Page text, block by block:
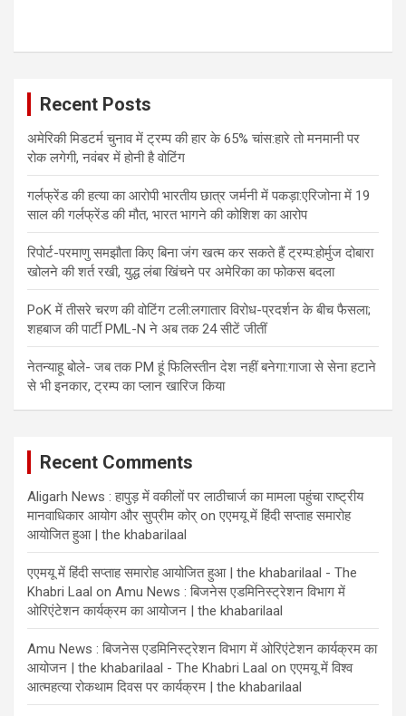
Recent Posts
अमेरिकी मिडटर्म चुनाव में ट्रम्प की हार के 65% चांस:हारे तो मनमानी पर
रोक लगेगी, नवंबर में होनी है वोटिंग
गर्लफ्रेंड की हत्या का आरोपी भारतीय छात्र जर्मनी में पकड़ा:एरिजोना में 19
साल की गर्लफ्रेंड की मौत, भारत भागने की कोशिश का आरोप
रिपोर्ट-परमाणु समझौता किए बिना जंग खत्म कर सकते हैं ट्रम्प:होर्मुज दोबारा
खोलने की शर्त रखी, युद्ध लंबा खिंचने पर अमेरिका का फोकस बदला
PoK में तीसरे चरण की वोटिंग टली:लगातार विरोध-प्रदर्शन के बीच फैसला;
शहबाज की पार्टी PML-N ने अब तक 24 सीटें जीतीं
नेतन्याहू बोले- जब तक PM हूं फिलिस्तीन देश नहीं बनेगा:गाजा से सेना हटाने
से भी इनकार, ट्रम्प का प्लान खारिज किया
Recent Comments
Aligarh News : हापुड़ में वकीलों पर लाठीचार्ज का मामला पहुंचा राष्ट्रीय
मानवाधिकार आयोग और सुप्रीम कोर् onएएमयू में हिंदी सप्ताह समारोह
आयोजित हुआ | the khabarilaal
एएमयू में हिंदी सप्ताह समारोह आयोजित हुआ | the khabarilaal - The
Khabri Laal on Amu News : बिजनेस एडमिनिस्ट्रेशन विभाग में
ओरिएंटेशन कार्यक्रम का आयोजन | the khabarilaal
Amu News : बिजनेस एडमिनिस्ट्रेशन विभाग में ओरिएंटेशन कार्यक्रम का
आयोजन | the khabarilaal - The Khabri Laal onएएमयू में विश्व
आत्महत्या रोकथाम दिवस पर कार्यक्रम | the khabarilaal